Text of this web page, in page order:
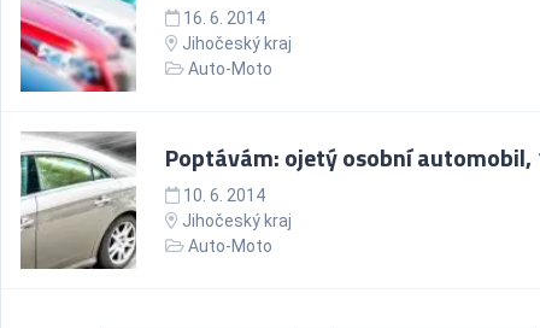
16. 6. 2014
Jihočeský kraj
Auto-Moto
Poptávám: ojetý osobní automobil,
10. 6. 2014
Jihočeský kraj
Auto-Moto